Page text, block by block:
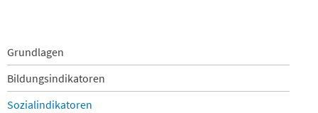
Navigation
überspringen
Grundlagen
Bildungsindikatoren
Sozialindikatoren